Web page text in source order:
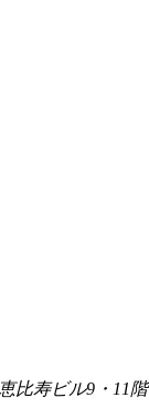
比寿ビル9・11階